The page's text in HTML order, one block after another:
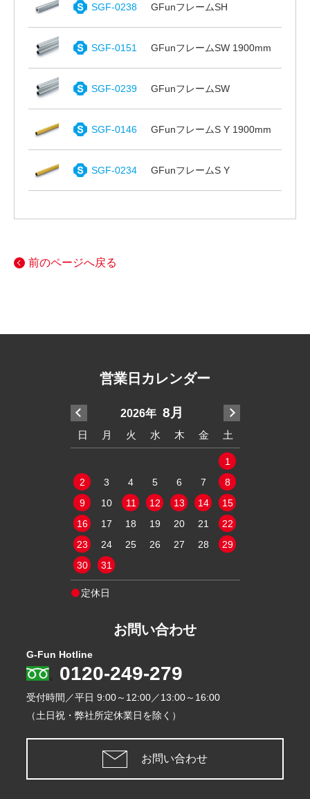
SGF-0238 GFunフレームSH
SGF-0151 GFunフレームSW 1900mm
SGF-0239 GFunフレームSW
SGF-0146 GFunフレームS Y 1900mm
SGF-0234 GFunフレームS Y
前のページへ戻る
営業日カレンダー
2026年 8月
日 月 火 水 木 金 土
1
2
3 4 5 6 7
8
9
10 11 12 13 14
15
16
17 18 19 20 21
22
23
24 25 26 27 28
29
30
31
定休日
お問い合わせ
G-Fun Hotline
0120-249-279
受付時間／平日 9:00～12:00／13:00～16:00
（土日祝・弊社所定休業日を除く）
お問い合わせ